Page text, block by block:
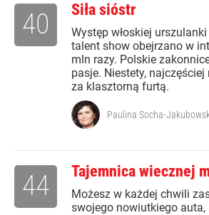
Siła sióstr
Występ włoskiej
talent show obejrzano w
mln razy. Polskie
pasje. Niestety,
za klasztorną furtą.
40
Paulina Socha-
Tajemnica wiecznej
Możesz w każdej chwili
swojego nowiutkiego auta,
44